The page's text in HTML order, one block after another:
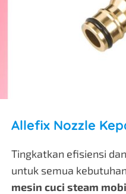
Tingkatkan efisiensi
untuk semua
mesin cuci steam